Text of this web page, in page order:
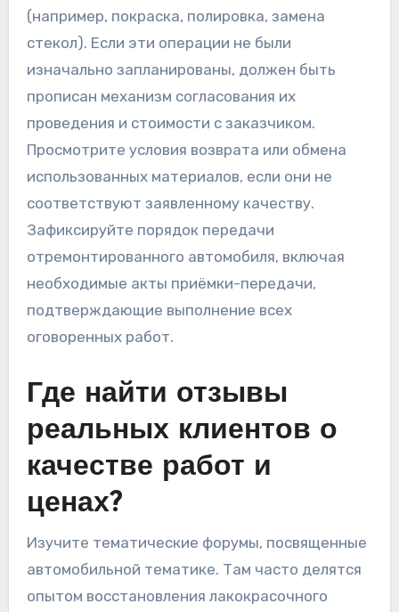
(например, покраска, полировка, замена
стекол). Если эти операции не были
изначально запланированы, должен быть
прописан механизм согласования их
проведения и стоимости с заказчиком.
Просмотрите условия возврата или обмена
использованных материалов, если они не
соответствуют заявленному качеству.
Зафиксируйте порядок передачи
отремонтированного автомобиля, включая
необходимые акты приёмки-передачи,
подтверждающие выполнение всех
оговоренных работ.
Где найти отзывы
реальных клиентов о
качестве работ и
ценах?
Изучите тематические форумы, посвященные
автомобильной тематике. Там часто делятся
опытом восстановления лакокрасочного